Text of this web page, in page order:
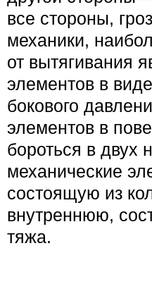
все стороны,
механики,
от вытягивания
элементов в
бокового
элементов в
бороться в двух
механические
состоящую из
внутреннюю,
тяжа.